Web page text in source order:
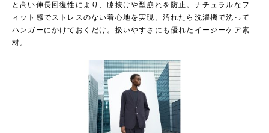
と高い伸長回復性により、膝抜けや型崩れを防止。ナチュラルなフ
ィット感でストレスのない着心地を実現。汚れたら洗濯機で洗って
ハンガーにかけておくだけ。扱いやすさにも優れたイージーケア素
材。